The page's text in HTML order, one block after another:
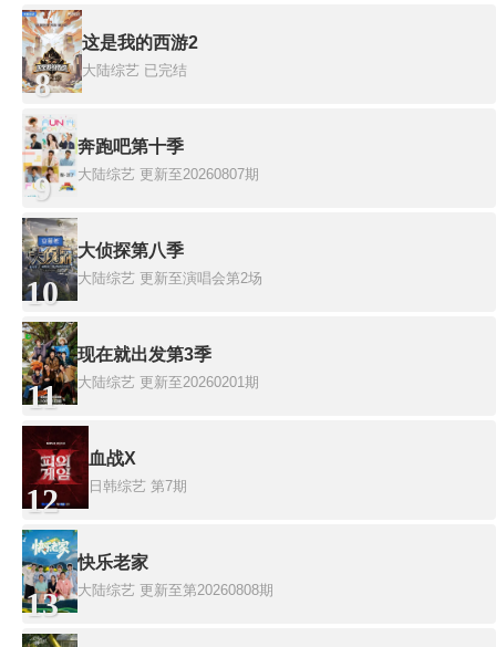
8
这是我的西游2
大陆综艺 已完结
9
奔跑吧第十季
大陆综艺 更新至20260807期
10
大侦探第八季
大陆综艺 更新至演唱会第2场
11
现在就出发第3季
大陆综艺 更新至20260201期
12
血战X
日韩综艺 第7期
13
快乐老家
大陆综艺 更新至第20260808期